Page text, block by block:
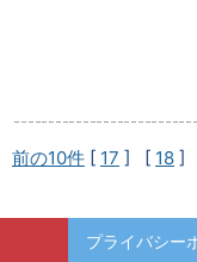
前の10件 [ 17 ] [ 18 ]
プライバシー